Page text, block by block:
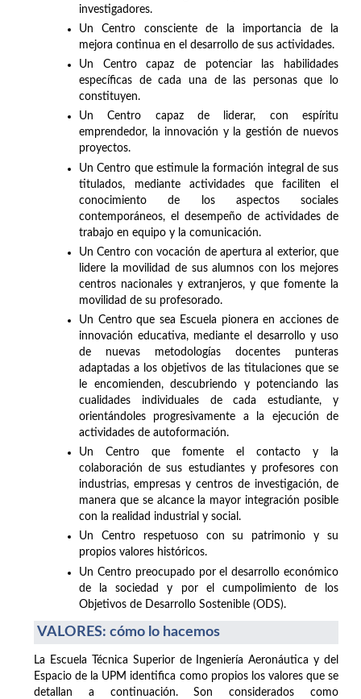
investigadores.
Un Centro consciente de la importancia de la
mejora continua en el desarrollo de sus actividades.
Un Centro capaz de potenciar las habilidades
específicas de cada una de las personas que lo
constituyen.
Un Centro capaz de liderar, con espíritu
emprendedor, la innovación y la gestión de nuevos
proyectos.
Un Centro que estimule la formación integral de sus
titulados, mediante actividades que faciliten el
conocimiento de los aspectos sociales
contemporáneos, el desempeño de actividades de
trabajo en equipo y la comunicación.
Un Centro con vocación de apertura al exterior, que
lidere la movilidad de sus alumnos con los mejores
centros nacionales y extranjeros, y que fomente la
movilidad de su profesorado.
Un Centro que sea Escuela pionera en acciones de
innovación educativa, mediante el desarrollo y uso
de nuevas metodologías docentes punteras
adaptadas a los objetivos de las titulaciones que se
le encomienden, descubriendo y potenciando las
cualidades individuales de cada estudiante, y
orientándoles progresivamente a la ejecución de
actividades de autoformación.
Un Centro que fomente el contacto y la
colaboración de sus estudiantes y profesores con
industrias, empresas y centros de investigación, de
manera que se alcance la mayor integración posible
con la realidad industrial y social.
Un Centro respetuoso con su patrimonio y su
propios valores históricos.
Un Centro preocupado por el desarrollo económico
de la sociedad y por el cumpolimiento de los
Objetivos de Desarrollo Sostenible (ODS).
VALORES: cómo lo hacemos
La Escuela Técnica Superior de Ingeniería Aeronáutica y del
Espacio de la UPM identifica como propios los valores que se
detallan a continuación. Son considerados como